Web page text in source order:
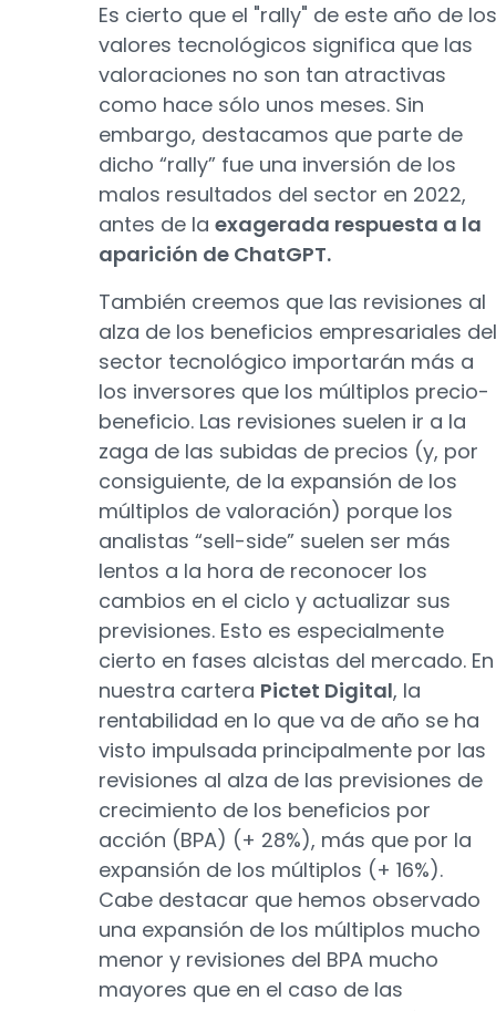
Es cierto que el "rally" de este año de los
valores tecnológicos significa que las
valoraciones no son tan atractivas
como hace sólo unos meses. Sin
embargo, destacamos que parte de
dicho “rally” fue una inversión de los
malos resultados del sector en 2022,
antes de la exagerada respuesta a la
aparición de ChatGPT.
También creemos que las revisiones al
alza de los beneficios empresariales del
sector tecnológico importarán más a
los inversores que los múltiplos precio-
beneficio. Las revisiones suelen ir a la
zaga de las subidas de precios (y, por
consiguiente, de la expansión de los
múltiplos de valoración) porque los
analistas “sell-side” suelen ser más
lentos a la hora de reconocer los
cambios en el ciclo y actualizar sus
previsiones. Esto es especialmente
cierto en fases alcistas del mercado. En
nuestra cartera Pictet Digital, la
rentabilidad en lo que va de año se ha
visto impulsada principalmente por las
revisiones al alza de las previsiones de
crecimiento de los beneficios por
acción (BPA) (+ 28%), más que por la
expansión de los múltiplos (+ 16%).
Cabe destacar que hemos observado
una expansión de los múltiplos mucho
menor y revisiones del BPA mucho
mayores que en el caso de las